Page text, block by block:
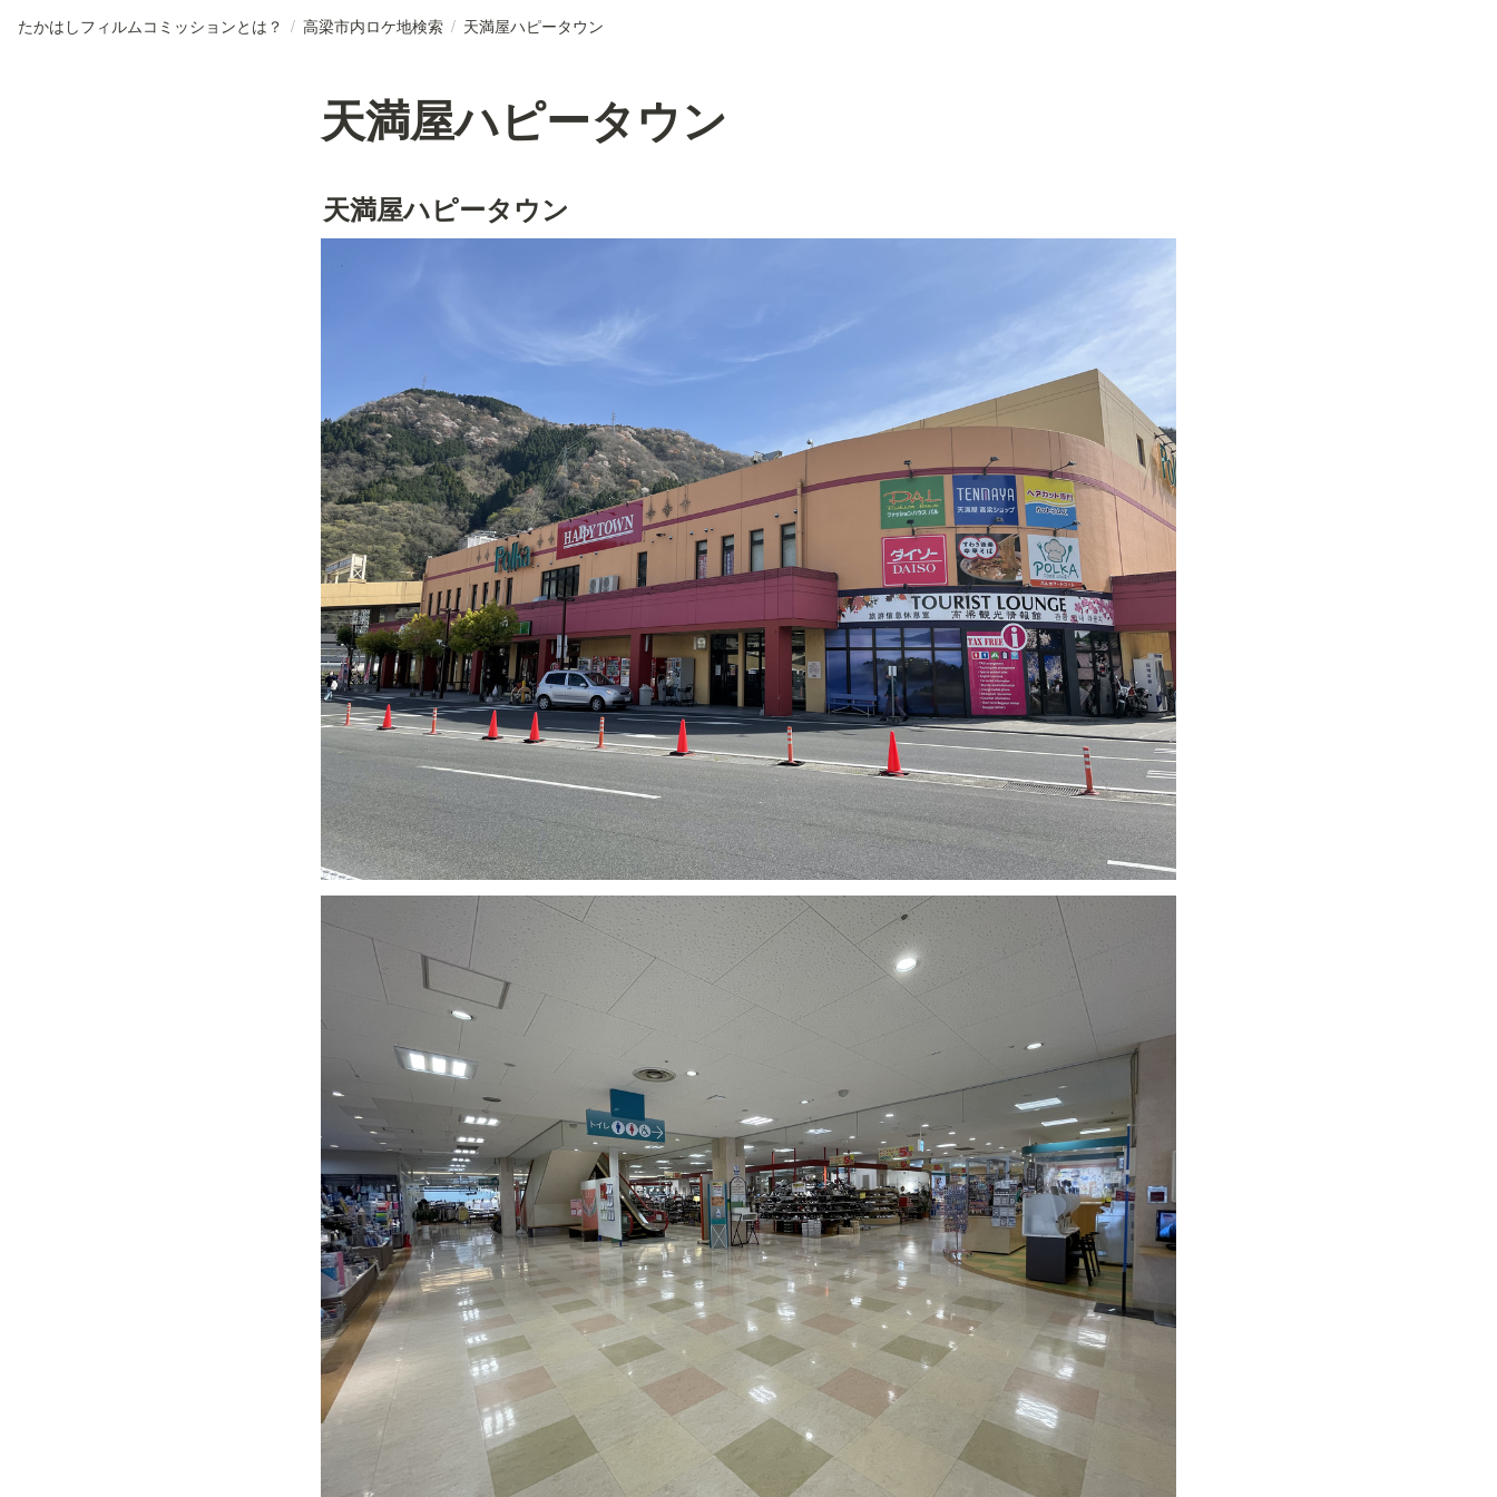
たかはしフィルムコミッションとは？ / 高梁市内ロケ地検索 / 天満屋ハピータウン
天満屋ハピータウン
天満屋ハピータウン